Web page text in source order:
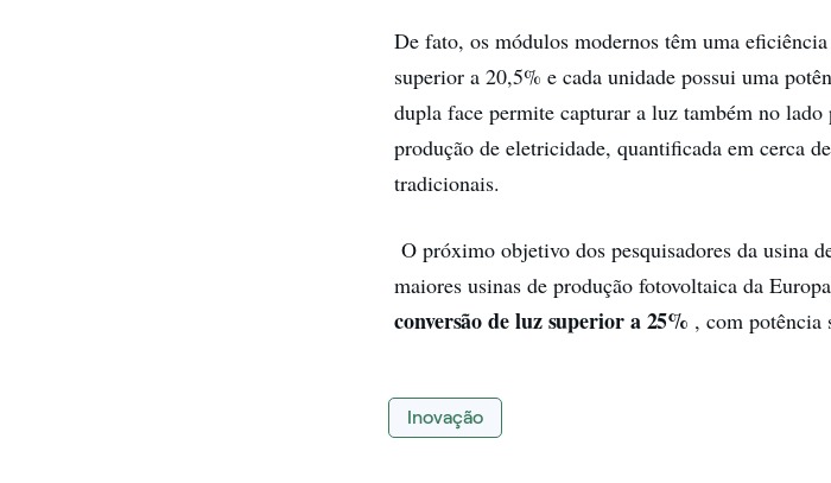
De fato, os módulos modernos têm uma
superior a 20,5% e cada unidade possui uma
dupla face permite capturar a luz também no
produção de eletricidade, quantificada em cerca
tradicionais.
O próximo objetivo dos pesquisadores da usina
maiores usinas de produção fotovoltaica da
conversão de luz superior a 25% , com potência
Inovação